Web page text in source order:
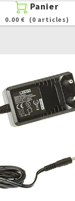
 Panier
0.00 € (0 articles)